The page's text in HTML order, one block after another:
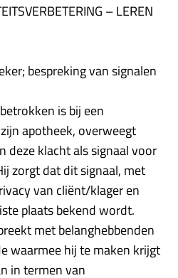
– LEREN
bespreking van signalen
is bij een
apotheek, overweegt
deze klacht als signaal voor
zorgt dat dit signaal, met
van cliënt/klager en
plaats bekend wordt.
met belanghebbenden
waarmee hij te maken krijgt
in termen van